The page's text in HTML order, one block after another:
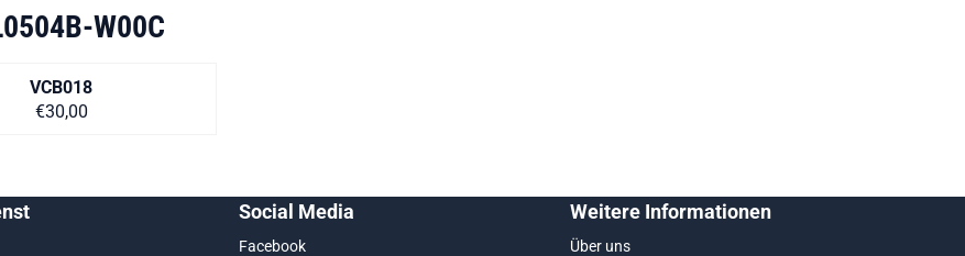
W00C
VCB018
Preis auf Anfrage
€30,00
Social Media
Facebook
Weitere Informationen
Über uns